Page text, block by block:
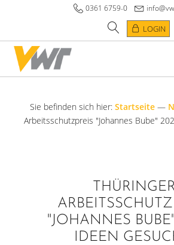
0361 6759-0
LOGIN
Sie befinden sich hier: Startseite—
Arbeitsschutzpreis "Johannes Bube"
"JOHANNES
IDEEN